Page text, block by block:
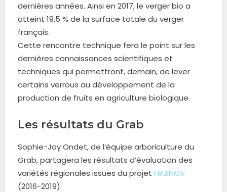
dernières années. Ainsi en 2017, le verger bio a
atteint 19,5 % de la surface totale du verger
français.
Cette rencontre technique fera le point sur les
dernières connaissances scientifiques et
techniques qui permettront, demain, de lever
certains verrous au développement de la
production de fruits en agriculture biologique.
Les résultats du Grab
Sophie-Joy Ondet, de l’équipe arboriculture du
Grab, partagera les résultats d’évaluation des
variétés régionales issues du projet FRUINOV
(2016-2019).